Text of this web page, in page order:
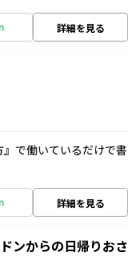
詳細を見る
で働いているだけで書
詳細を見る
ンからの日帰りおさ